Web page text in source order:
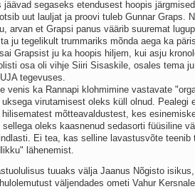
jäävad segaseks etendusest hoopis
uut lauljat ja proovi tuleb Gunnar Graps.
arvan et Grapsi panus väärib suuremat
ju tegelikult trummariks mõnda aega ka
Grapsist ju ka hoopis hiljem, kui asju
osa oli vihje Siiri Sisaskile, osales tema
tegevuses.
venis ka Rannapi klohmimine vastavate
virutamisest oleks küll olnud. Pealegi
mõtteavaldustest, kes
sellega oleks kaasnenud sedasorti füüsiline
Ei tea, kas selline lavastusvõte teenib
lähenemist.
tuuaks välja Jaanus Nõgisto
väljendades ometi Vahur